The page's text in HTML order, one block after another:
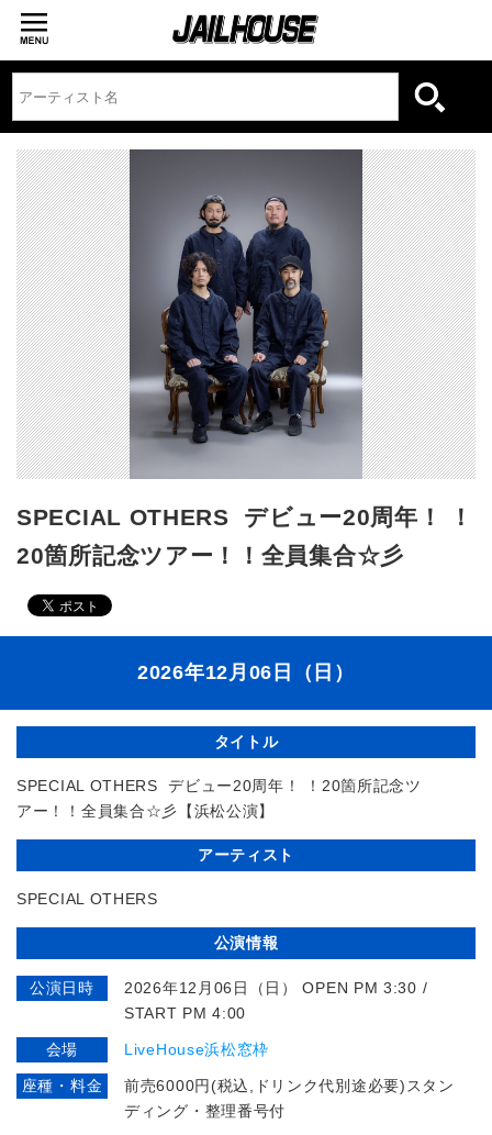
SPECIAL OTHERS デビュー20周年！ ！
20箇所記念ツアー！！全員集合☆彡
2026年12月06日（日）
タイトル
SPECIAL OTHERS デビュー20周年！ ！20箇所記念ツ
アー！！全員集合☆彡【浜松公演】
アーティスト
SPECIAL OTHERS
公演情報
公演日時
2026年12月06日（日） OPEN PM 3:30 /
START PM 4:00
会場 LiveHouse浜松窓枠
座種・料金
前売6000円(税込,ドリンク代別途必要)スタン
ディング・整理番号付